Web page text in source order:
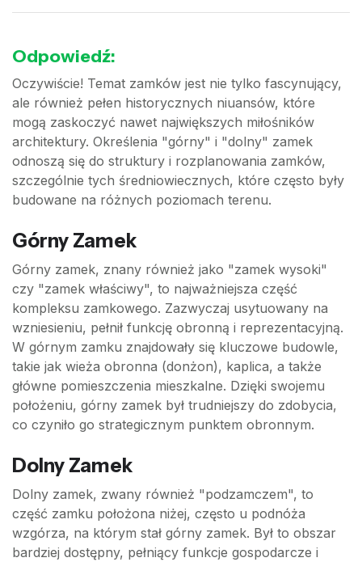
Odpowiedź:
Oczywiście! Temat zamków jest nie tylko fascynujący,
ale również pełen historycznych niuansów, które
mogą zaskoczyć nawet największych miłośników
architektury. Określenia "górny" i "dolny" zamek
odnoszą się do struktury i rozplanowania zamków,
szczególnie tych średniowiecznych, które często były
budowane na różnych poziomach terenu.
Górny Zamek
Górny zamek, znany również jako "zamek wysoki"
czy "zamek właściwy", to najważniejsza część
kompleksu zamkowego. Zazwyczaj usytuowany na
wzniesieniu, pełnił funkcję obronną i reprezentacyjną.
W górnym zamku znajdowały się kluczowe budowle,
takie jak wieża obronna (donżon), kaplica, a także
główne pomieszczenia mieszkalne. Dzięki swojemu
położeniu, górny zamek był trudniejszy do zdobycia,
co czyniło go strategicznym punktem obronnym.
Dolny Zamek
Dolny zamek, zwany również "podzamczem", to
część zamku położona niżej, często u podnóża
wzgórza, na którym stał górny zamek. Był to obszar
bardziej dostępny, pełniący funkcje gospodarcze i